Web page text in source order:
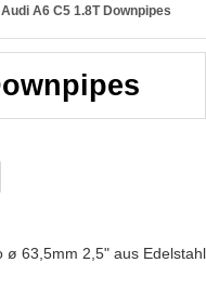
Audi A6 C5 1.8T Downpipes
ø 63,5mm 2,5" aus Edelstahl